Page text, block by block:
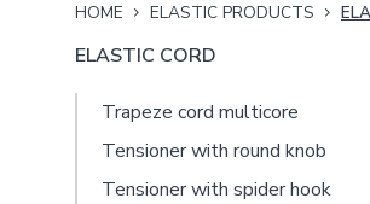
HOME ELASTIC PRODUCTS
ELASTIC CORD
Trapeze cord multicore
Tensioner with round knob
Tensioner with spider hook